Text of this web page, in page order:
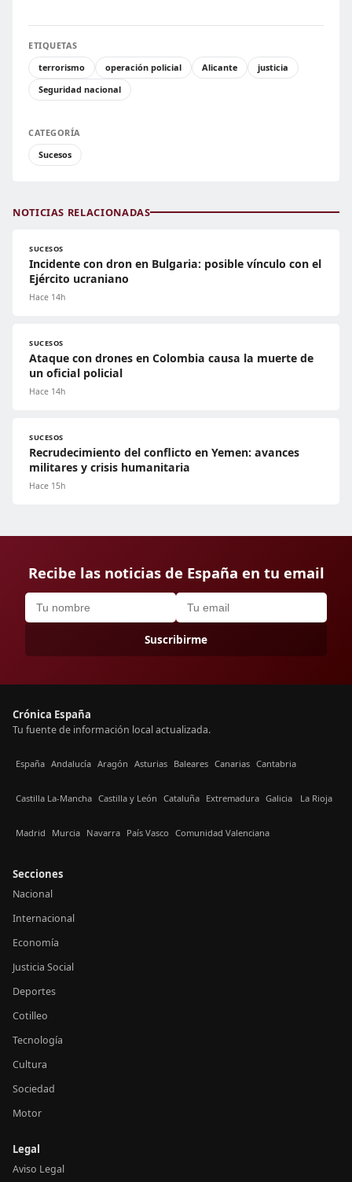
ETIQUETAS
terrorismo
operación policial Alicante
justicia
Seguridad nacional
CATEGORÍA
Sucesos
NOTICIAS RELACIONADAS
SUCESOS
Incidente con dron en Bulgaria: posible vínculo con el
Ejército ucraniano
Hace 14h
SUCESOS
Ataque con drones en Colombia causa la muerte de
un oficial policial
Hace 14h
SUCESOS
Recrudecimiento del conflicto en Yemen: avances
militares y crisis humanitaria
Hace 15h
Recibe las noticias de España en tu email
Suscribirme
Crónica España
Tu fuente de información local actualizada.
España Andalucía Aragón Asturias Baleares Canarias Cantabria
Castilla La-Mancha Castilla y León Cataluña Extremadura Galicia La Rioja
Madrid Murcia Navarra País Vasco Comunidad Valenciana
Secciones
Nacional
Internacional
Economía
Justicia Social
Deportes
Cotilleo
Tecnología
Cultura
Sociedad
Motor
Legal
Aviso Legal